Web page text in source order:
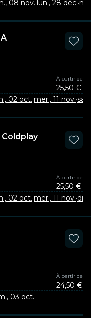
08 nov.·lun., 28 déc.·
À partir de
25,50 €
02 oct.·mer., 11 nov.·
Coldplay
À partir de
25,50 €
02 oct.·mer., 11 nov.·
À partir de
24,50 €
03 oct.